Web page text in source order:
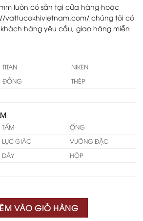
luôn có sẵn tại cửa hàng hoặc
vattucokhivietnam.com/ chúng tôi có
hàng yêu cầu, giao hàng miễn
TITAN
NIKEN
ĐỒNG
THÉP
TẤM
ỐNG
LỤC GIÁC
VUÔNG ĐẶC
DÂY
HỘP
VÀO GIỎ HÀNG